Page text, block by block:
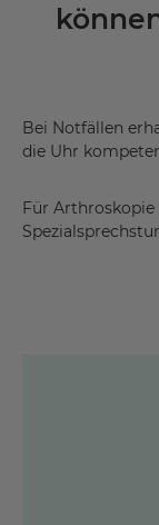
Bei Notfällen
die Uhr
Für